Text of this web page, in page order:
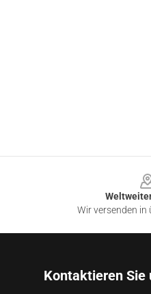
Wir versenden in
Kontaktieren Sie